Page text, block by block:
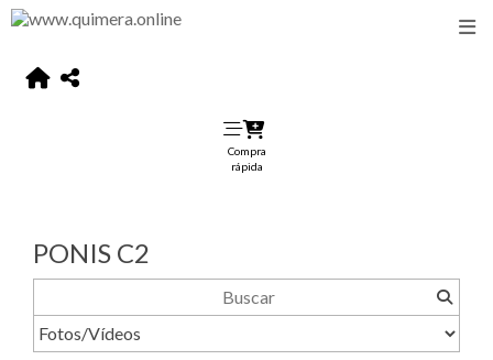
Compra
rápida
PONIS C2